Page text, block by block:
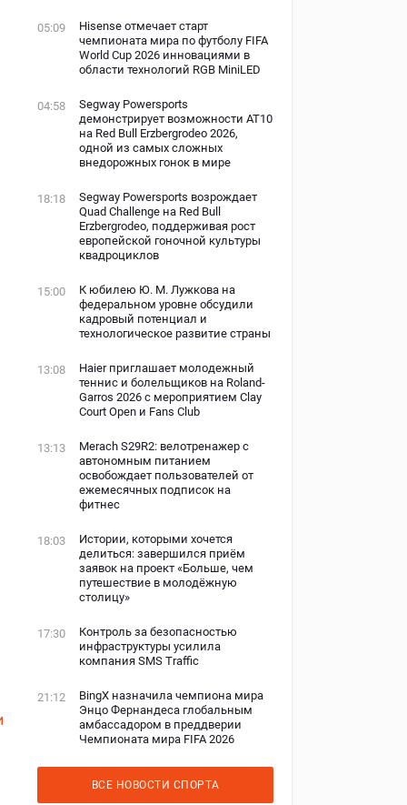
05:09
Hisense отмечает старт
чемпионата мира по футболу FIFA
World Cup 2026 инновациями в
области технологий RGB MiniLED
04:58
Segway Powersports
демонстрирует возможности AT10
на Red Bull Erzbergrodeo 2026,
одной из самых сложных
внедорожных гонок в мире
18:18
Segway Powersports возрождает
Quad Challenge на Red Bull
Erzbergrodeo, поддерживая рост
европейской гоночной культуры
квадроциклов
15:00
К юбилею Ю. М. Лужкова на
федеральном уровне обсудили
кадровый потенциал и
технологическое развитие страны
13:08
Haier приглашает молодежный
теннис и болельщиков на Roland-
Garros 2026 с мероприятием Clay
Court Open и Fans Club
13:13
Merach S29R2: велотренажер с
автономным питанием
освобождает пользователей от
ежемесячных подписок на
фитнес
18:03
Истории, которыми хочется
делиться: завершился приём
заявок на проект «Больше, чем
путешествие в молодёжную
столицу»
17:30
Контроль за безопасностью
инфраструктуры усилила
компания SMS Traffic
21:12
BingX назначила чемпиона мира
Энцо Фернандеса глобальным
амбассадором в преддверии
Чемпионата мира FIFA 2026
ВСЕ НОВОСТИ СПОРТА